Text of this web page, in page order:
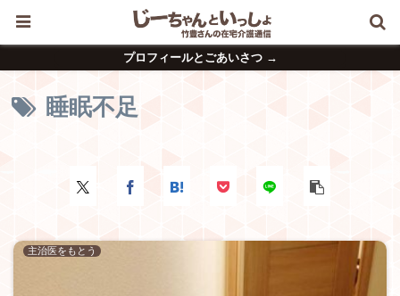
プロフィールとごあいさつ →
睡眠不足
主治医をもとう